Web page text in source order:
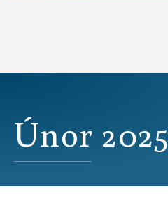
Únor 2025